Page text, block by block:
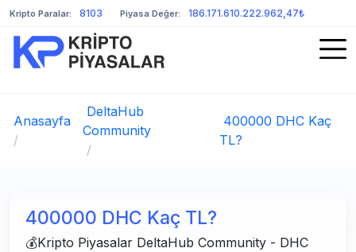
Kripto Paralar: 8103 Piyasa Değer: 186.171.610.222.962,47₺
Anasayfa
/
DeltaHub
Community
/
400000 DHC Kaç
TL?
400000 DHC Kaç TL?
💰Kripto Piyasalar DeltaHub Community - DHC